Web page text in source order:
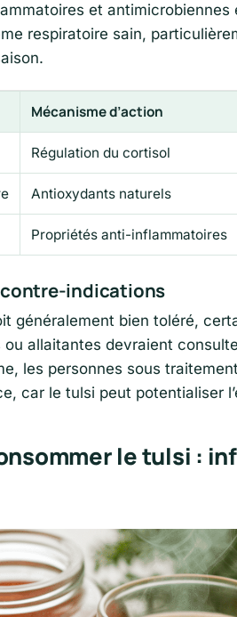
et antimicrobiennes
respiratoire sain,
Mécanisme d’action
Régulation du cortisol
Antioxydants naturels
Propriétés anti-inflammatoires
indications
généralement bien toléré,
allaitantes devraient
les personnes sous
car le tulsi peut potentialiser
le tulsi :